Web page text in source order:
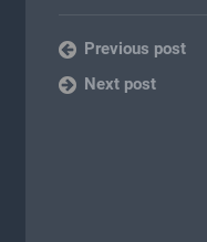
Previous post
Next post